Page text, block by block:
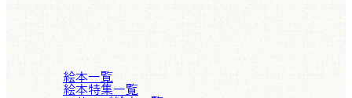
絵本一覧
絵本特集一覧